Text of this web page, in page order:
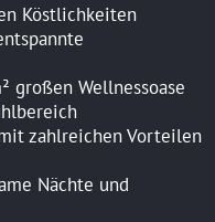
Köstlichkeiten
großen Wellnessoase
zahlreichen Vorteilen
Nächte und